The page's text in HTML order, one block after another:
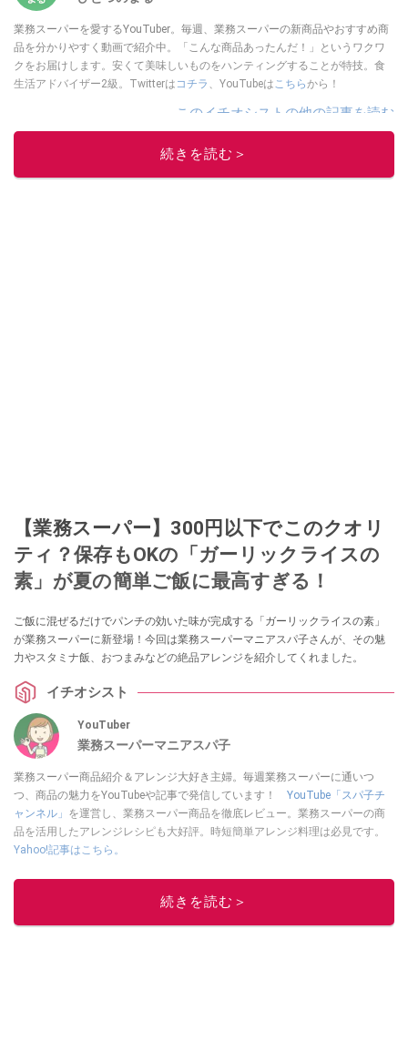
業務スーパーを愛するYouTuber。毎週、業務スーパーの新商品やおすすめ商
品を分かりやすく動画で紹介中。「こんな商品あったんだ！」というワクワ
クをお届けします。安くて美味しいものをハンティングすることが特技。食
生活アドバイザー2級。Twitterは コチラ 、YouTubeはこちらから！
このイチオシストの他の記事を読む
続きを読む＞
【業務スーパー】300円以下でこのクオリ
ティ？保存もOKの「ガーリックライスの
素」が夏の簡単ご飯に最高すぎる！
ご飯に混ぜるだけでパンチの効いた味が完成する「ガーリックライスの素」
が業務スーパーに新登場！今回は業務スーパーマニアスパ子さんが、その魅
力やスタミナ飯、おつまみなどの絶品アレンジを紹介してくれました。
イチオシスト
YouTuber
業務スーパーマニアスパ子
業務スーパー商品紹介＆アレンジ大好き主婦。毎週業務スーパーに通いつ
つ、商品の魅力をYouTubeや記事で発信しています！ YouTube「スパ子チ
ャンネル」 を運営し、業務スーパー商品を徹底レビュー。業務スーパーの商
品を活用したアレンジレシピも大好評。時短簡単アレンジ料理は必見です。
Yahoo!記事はこちら。
このイチオシストの他の記事を読む
続きを読む＞